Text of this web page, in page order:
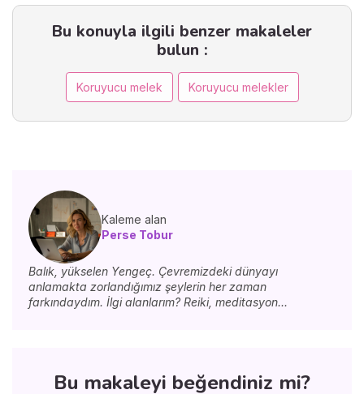
Bu konuyla ilgili benzer makaleler
bulun :
Koruyucu melek Koruyucu melekler
Kaleme alan
Perse Tobur
Balık, yükselen Yengeç. Çevremizdeki dünyayı
anlamakta zorlandığımız şeylerin her zaman
farkındaydım. İlgi alanlarım? Reiki, meditasyon...
Bu makaleyi beğendiniz mi?